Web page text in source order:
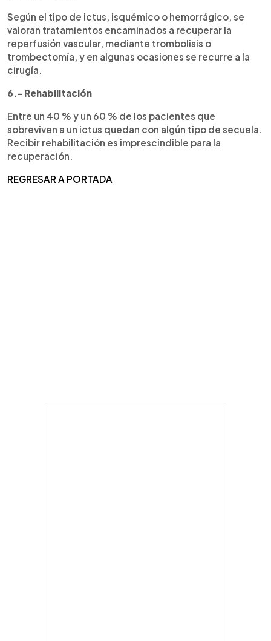
Según el tipo de ictus, isquémico o hemorrágico, se
valoran tratamientos encaminados a recuperar la
reperfusión vascular, mediante trombolisis o
trombectomía, y en algunas ocasiones se recurre a la
cirugía.
6.- Rehabilitación
Entre un 40 % y un 60 % de los pacientes que
sobreviven a un ictus quedan con algún tipo de secuela.
Recibir rehabilitación es imprescindible para la
recuperación.
REGRESAR A PORTADA